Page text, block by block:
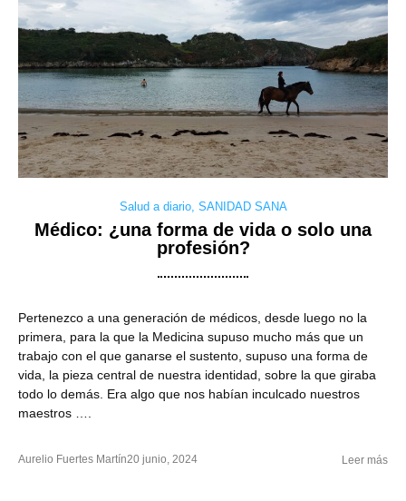
Salud a diario, SANIDAD SANA
Médico: ¿una forma de vida o solo una
profesión?
Pertenezco a una generación de médicos, desde luego no la
primera, para la que la Medicina supuso mucho más que un
trabajo con el que ganarse el sustento, supuso una forma de
vida, la pieza central de nuestra identidad, sobre la que giraba
todo lo demás. Era algo que nos habían inculcado nuestros
maestros ….
Aurelio Fuertes Martín20 junio, 2024 Leer más